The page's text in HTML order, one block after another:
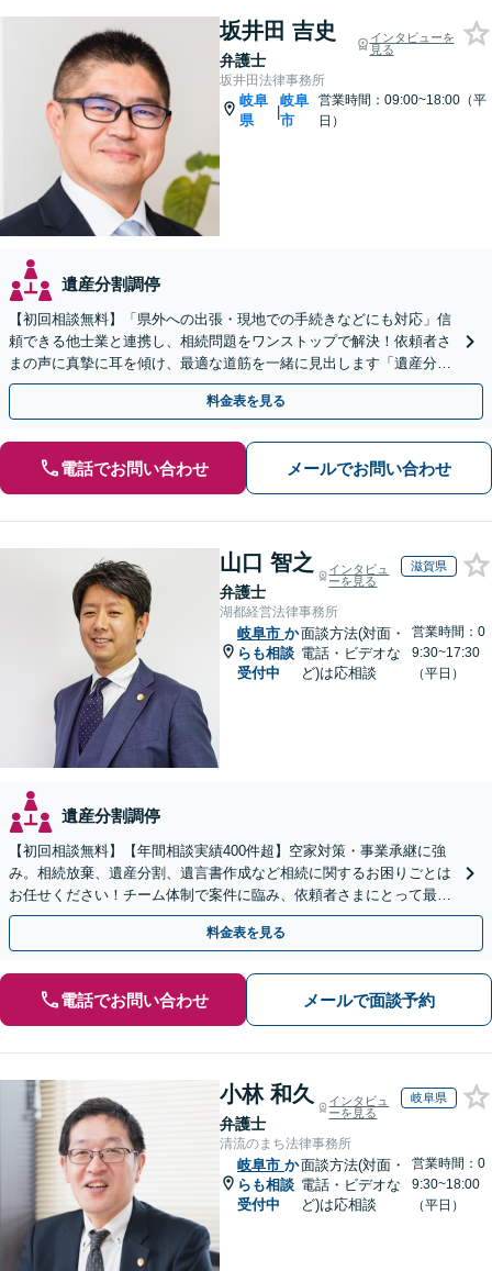
坂井田 吉史
弁護士
インタビューを
見る
坂井田法律事務所
岐阜
県
|
岐阜
市
営業時間：09:00~18:00（平
日）
遺産分割調停
【初回相談無料】「県外への出張・現地での手続きなどにも対応」信
頼できる他士業と連携し、相続問題をワンストップで解決！依頼者さ
まの声に真摯に耳を傾け、最適な道筋を一緒に見出します「遺産分割
／寄与分／成年後見／遺留分／相続放棄／遺言書作成など」
料金表を見る
電話でお問い合わせ メールでお問い合わせ
山口 智之
弁護士
インタビュ
ーを見る
滋賀県
湖都経営法律事務所
岐阜市 か
らも相談
受付中
面談方法(対面・
電話・ビデオな
ど)は応相談
営業時間：0
9:30~17:30
（平日）
遺産分割調停
【初回相談無料】【年間相談実績400件超】空家対策・事業承継に強
み。相続放棄、遺産分割、遺言書作成など相続に関するお困りごとは
お任せください！チーム体制で案件に臨み、依頼者さまにとって最善
の解決を目指します【堅田駅4分】【無料駐車場あり】
料金表を見る
電話でお問い合わせ メールで面談予約
小林 和久
弁護士
インタビュ
ーを見る
岐阜県
清流のまち法律事務所
岐阜市 か
らも相談
受付中
面談方法(対面・
電話・ビデオな
ど)は応相談
営業時間：0
9:30~18:00
（平日）